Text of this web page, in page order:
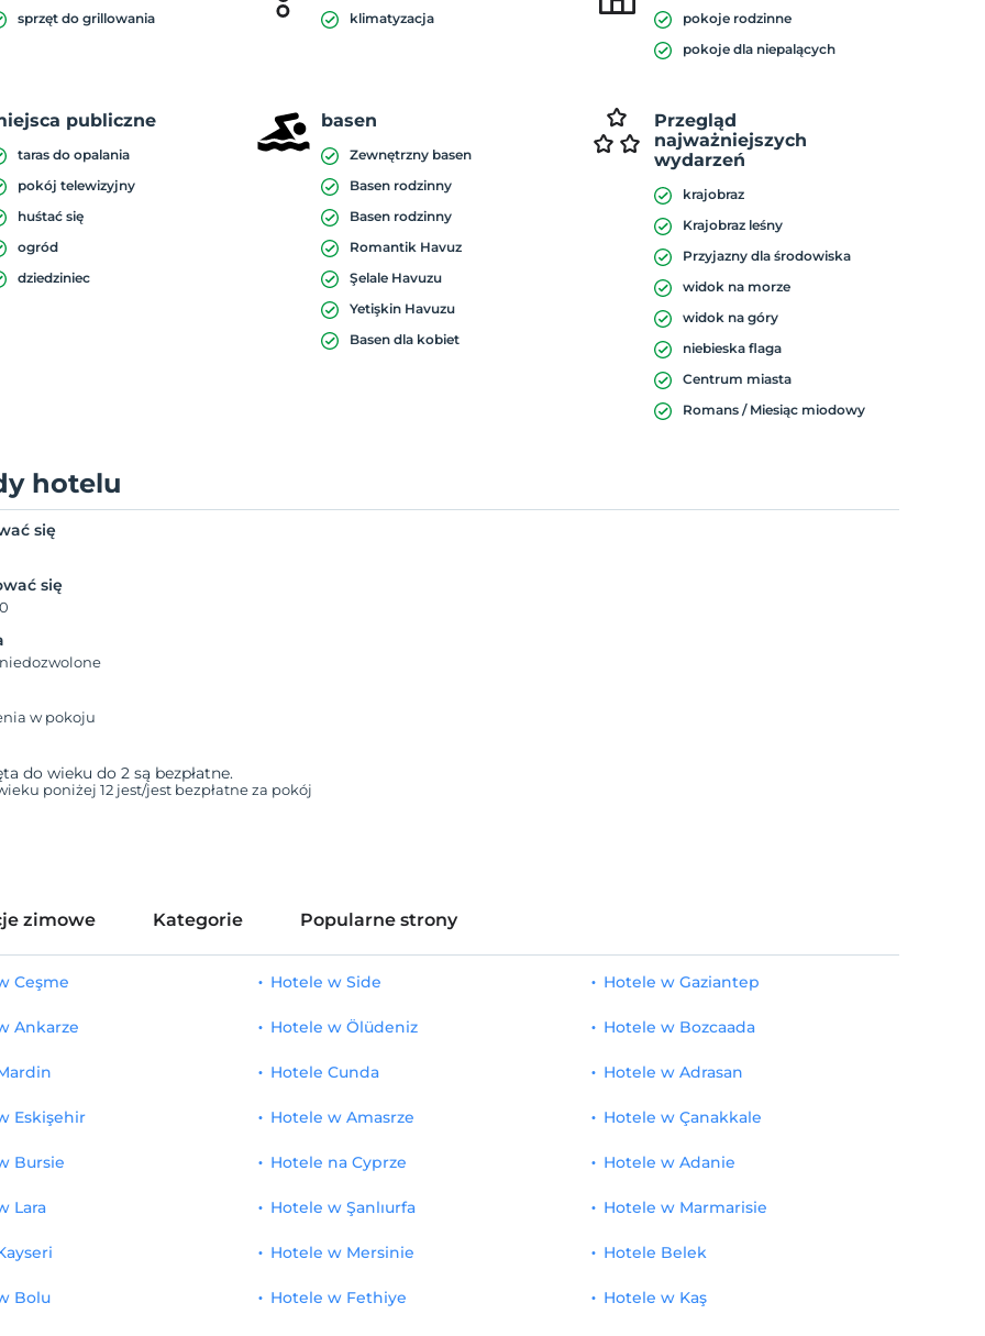
sprzęt do grillowania klimatyzacja
pokoje rodzinne
pokoje dla niepalących
publiczne
taras do opalania
pokój telewizyjny
huśtać się
ogród
dziedziniec
basen
Zewnętrzny basen
Basen rodzinny
Basen rodzinny
Romantik Havuz
Şelale Havuzu
Yetişkin Havuzu
Basen dla kobiet
Przegląd
najważniejszych
wydarzeń
krajobraz
Krajobraz leśny
Przyjazny dla środowiska
widok na morze
widok na góry
niebieska flaga
Centrum miasta
Romans / Miesiąc miodowy
hotelu
się
się
w pokoju
do wieku do 2 są bezpłatne.
poniżej 12 jest/jest bezpłatne za pokój
zimowe Kategorie Popularne strony
Ceşme
Ankarze
Eskişehir
Bursie
Hotele w Side
Hotele w Ölüdeniz
Hotele Cunda
Hotele w Amasrze
Hotele na Cyprze
Hotele w Gaziantep
Hotele w Bozcaada
Hotele w Adrasan
Hotele w Çanakkale
Hotele w Adanie
Lara
Bolu
Hotele w Şanlıurfa
Hotele w Mersinie
Hotele w Fethiye
Hotele w Marmarisie
Hotele Belek
Hotele w Kaş